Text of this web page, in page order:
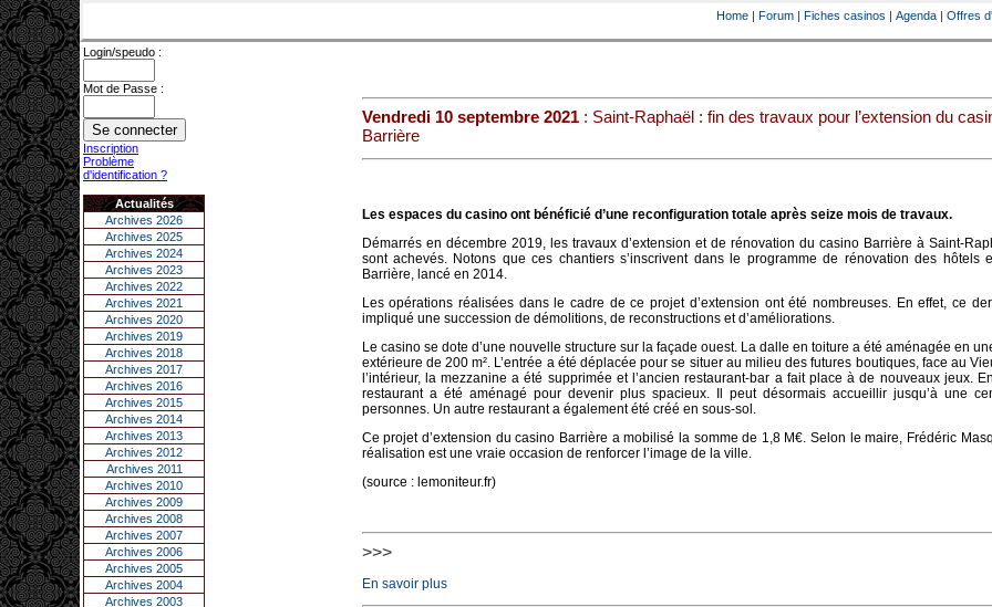
Home | Forum | Fiches casinos | Agenda | Offres
Login/speudo :
Mot de Passe :
Inscription
Problème
d'identification ?
Actualités
Archives 2026
Archives 2025
Archives 2024
Archives 2023
Archives 2022
Archives 2021
Archives 2020
Archives 2019
Archives 2018
Archives 2017
Archives 2016
Archives 2015
Archives 2014
Archives 2013
Archives 2012
Archives 2011
Archives 2010
Archives 2009
Archives 2008
Archives 2007
Archives 2006
Archives 2005
Archives 2004
Archives 2003
Vendredi 10 septembre 2021: Saint-Raphaël : fin des travaux pour l’extension du
Barrière
Les espaces du casino ont bénéficié d’une reconfiguration totale après seize mois de travaux.
Démarrés en décembre 2019, les travaux d’extension et de rénovation du casino Barrière à Saint-
sont achevés. Notons que ces chantiers s’inscrivent dans le programme de rénovation des hôtels
Barrière, lancé en 2014.
Les opérations réalisées dans le cadre de ce projet d’extension ont été nombreuses. En effet, ce
impliqué une succession de démolitions, de reconstructions et d’améliorations.
Le casino se dote d’une nouvelle structure sur la façade ouest. La dalle en toiture a été aménagée en
extérieure de 200 m². L’entrée a été déplacée pour se situer au milieu des futures boutiques, face au
l’intérieur, la mezzanine a été supprimée et l’ancien restaurant-bar a fait place à de nouveaux jeux.
restaurant a été aménagé pour devenir plus spacieux. Il peut désormais accueillir jusqu’à une
personnes. Un autre restaurant a également été créé en sous-sol.
Ce projet d’extension du casino Barrière a mobilisé la somme de 1,8 M€. Selon le maire, Frédéric
réalisation est une vraie occasion de renforcer l’image de la ville.
(source : lemoniteur.fr)
>>>
En savoir plus